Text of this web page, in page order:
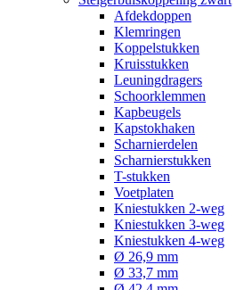
Afdekdoppen
Klemringen
Koppelstukken
Kruisstukken
Leuningdragers
Schoorklemmen
Kapbeugels
Kapstokhaken
Scharnierdelen
Scharnierstukken
T-stukken
Voetplaten
Kniestukken 2-weg
Kniestukken 3-weg
Kniestukken 4-weg
Ø 26,9 mm
Ø 33,7 mm